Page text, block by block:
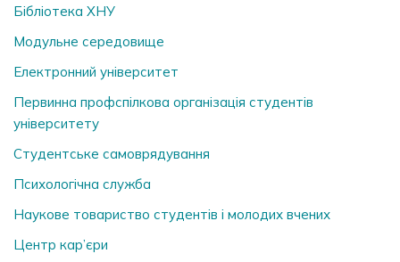
Бібліотека ХНУ
Модульне середовище
Електронний університет
Первинна профспілкова організація студентів
університету
Студентське самоврядування
Психологічна служба
Наукове товариство студентів і молодих вчених
Центр кар’єри